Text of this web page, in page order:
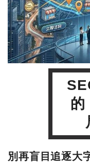
的
別再盲目追逐大